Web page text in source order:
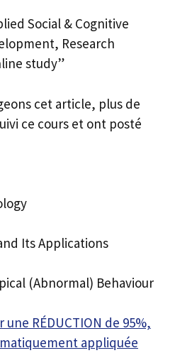
Social & Cognitive
Research
study”
cet article, plus de
ce cours et ont posté
Its Applications
(Abnormal) Behaviour
RÉDUCTION de 95%,
appliquée